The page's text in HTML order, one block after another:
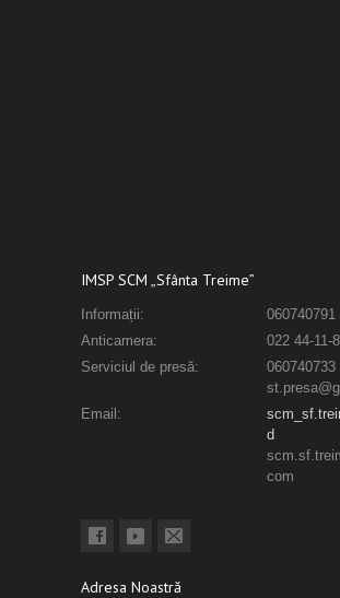
IMSP SCM „Sfânta Treime”
Informații:
060740791
Anticamera:
022 44-11-
Serviciul de presă:
060740733
Email:
d
com
Adresa Noastră